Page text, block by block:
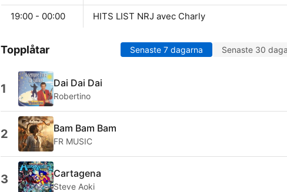
19:00 - 00:00 HITS LIST NRJ avec Charly
Topplåtar Senaste 7 dagarna Senaste 30
1 Dai Dai Dai
Robertino
2 Bam Bam Bam
FR MUSIC
3 Cartagena
Steve Aoki